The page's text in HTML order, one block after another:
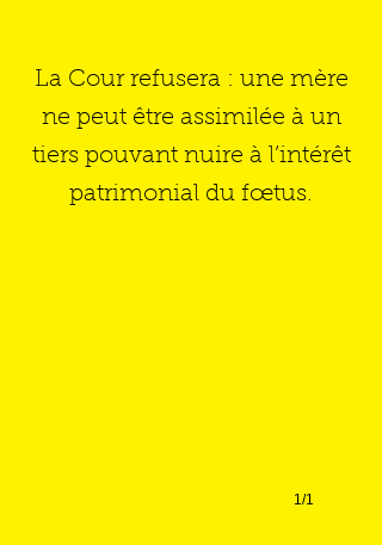
La Cour refusera : une mère
ne peut être assimilée à un
tiers pouvant nuire à l’intérêt
patrimonial du fœtus.
1/1